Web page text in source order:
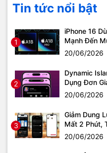
Tin tức nổi bật
1
iPhone 16
Mạnh Đến
20/06/2026
2
Dynamic
Dụng Đơn
20/06/2026
3
Giảm Dung
Mất 2 Phút,
20/06/2026